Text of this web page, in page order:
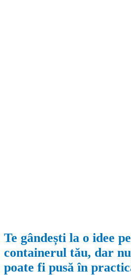
Te gândești la o idee
containerul tău, dar
poate fi pusă în